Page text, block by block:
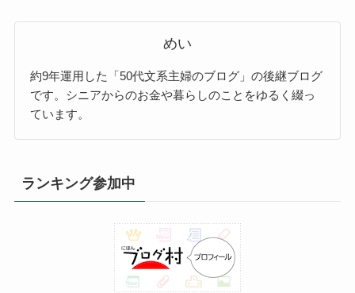
めい
約9年運用した「50代文系主婦のブログ」の後継ブログ
です。シニアからのお金や暮らしのことをゆるく綴っ
ています。
ランキング参加中